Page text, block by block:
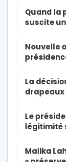
Quand la
suscite
Nouvelle
La
Le
légitimité
Malika